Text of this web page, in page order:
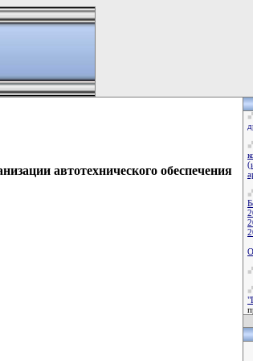
автотехнического обеспечения